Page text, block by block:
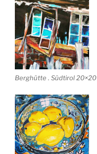
Berghütte . Südtirol 20×20